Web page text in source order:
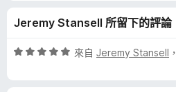
a
d
Jeremy Stansell 所留下的評論
評
來自 Jeremy Stansell ，